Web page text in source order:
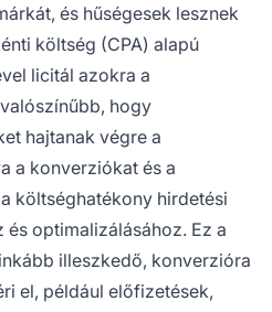
és hűségesek lesznek
költség (CPA) alapú
licitál azokra a
hogy
hajtanak végre a
a konverziókat és a
költséghatékony hirdetési
optimalizálásához. Ez a
illeszkedő, konverzióra
el, például előfizetések,